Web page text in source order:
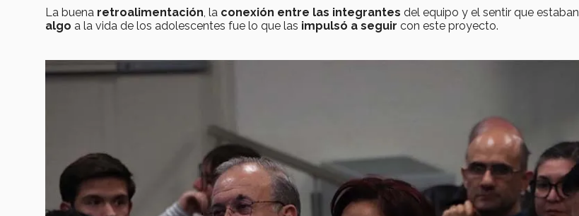
La buena retroalimentación, la conexión entre las integrantes del equipo y el sentir que estaban
algo a la vida de los adolescentes fue lo que las impulsó a seguir con este proyecto.